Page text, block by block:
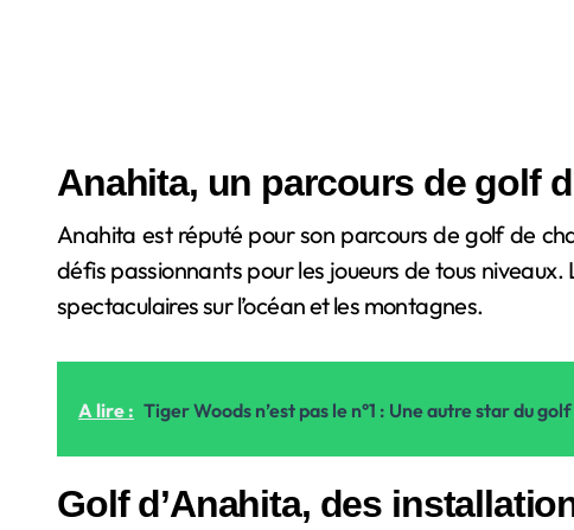
Anahita, un parcours de golf
Anahita est réputé pour son parcours de golf de
défis passionnants pour les joueurs de tous
spectaculaires sur l’océan et les montagnes.
A lire : Tiger Woods n’est pas le n°1 : Une autre star du
Golf d’Anahita, des